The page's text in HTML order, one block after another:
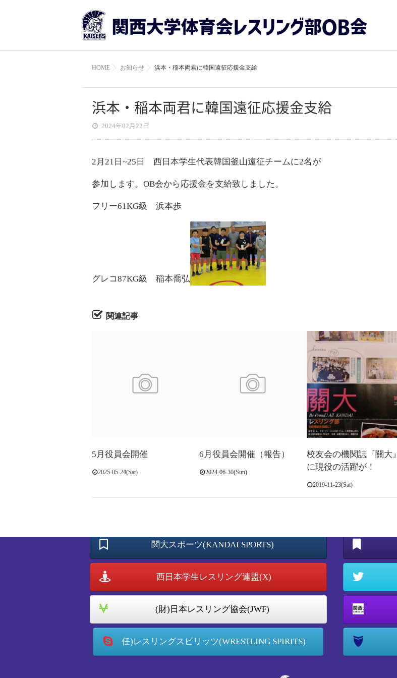
HOME お知らせ 浜本・稲本両君に韓国遠征応援金支給
浜本・稲本両君に韓国遠征応援金支給
2024年02月22日
2月21日~25日 西日本学生代表韓国釜山遠征チームに2名が
参加します。OB会から応援金を支給致しました。
フリー61KG級 浜本歩
グレコ87KG級 稲本喬弘
関連記事
5月役員会開催
2025-05-24(Sat)
6月役員会開催（報告）
2024-06-30(Sun)
校友会の機関誌『關大』
に現役の活躍が！
2019-11-23(Sat)
関大スポーツ(KANDAI SPORTS)
西日本学生レスリング連盟(X)
(財)日本レスリング協会(JWF)
任)レスリングスピリッツ(WRESTLING SPIRITS)